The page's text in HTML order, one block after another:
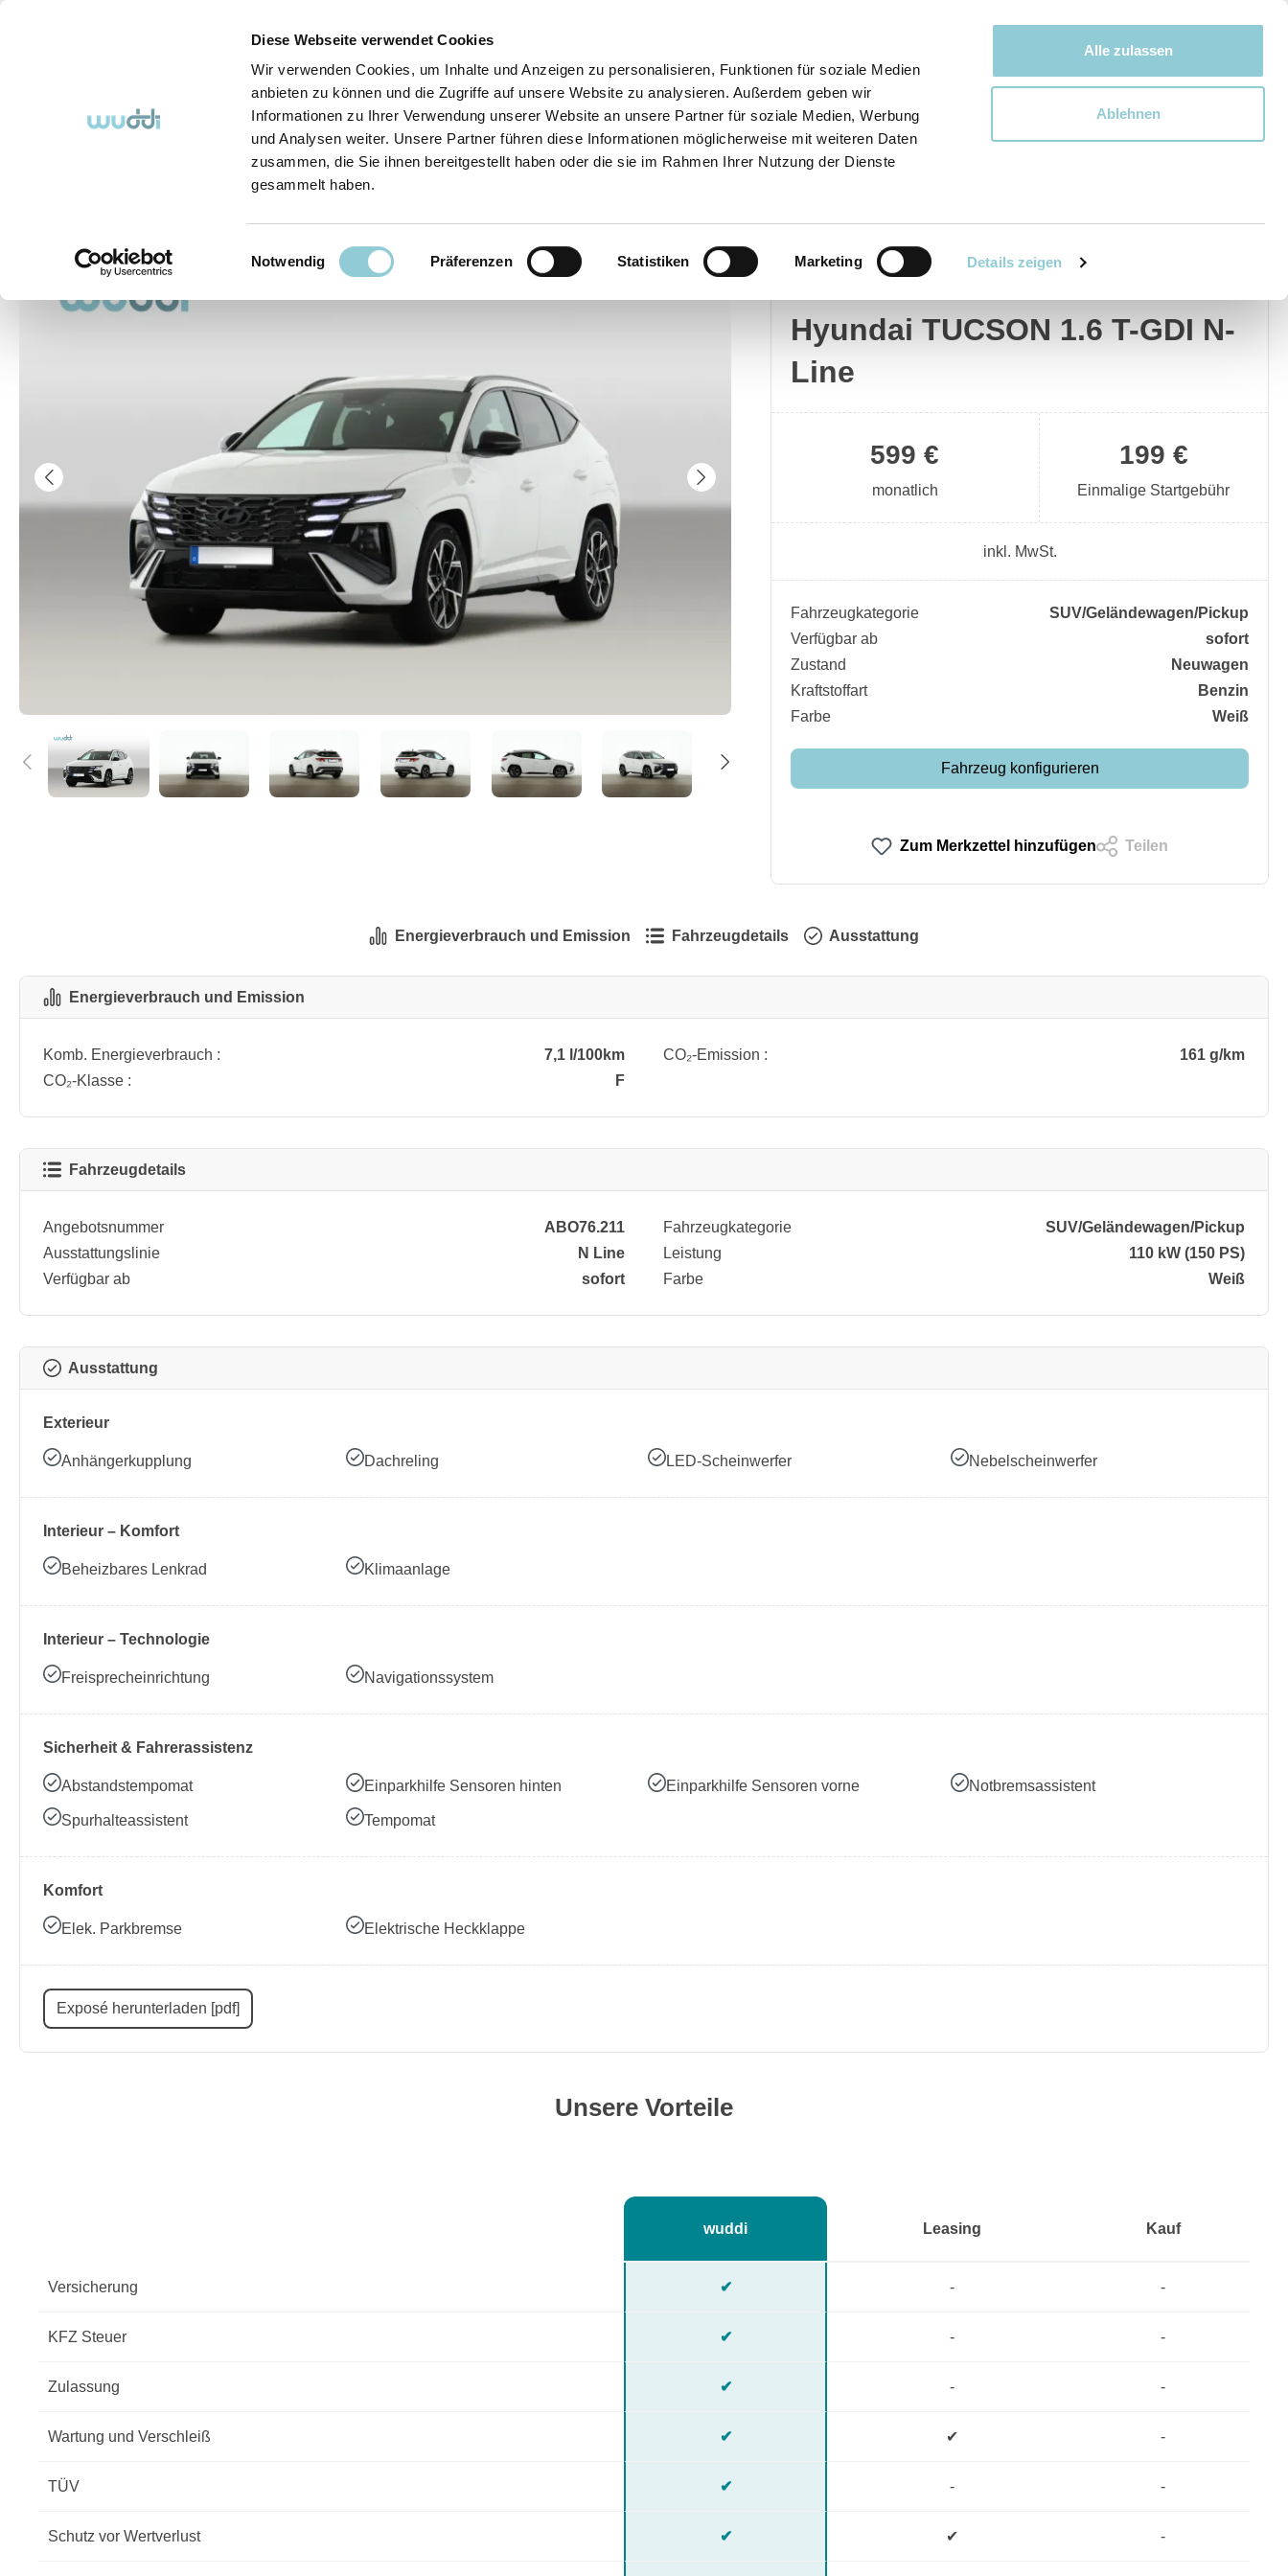
Diese Webseite verwendet Cookies
Wir verwenden Cookies, um Inhalte und Anzeigen zu personalisieren, Funktionen für soziale Medien
anbieten zu können und die Zugriffe auf unsere Website zu analysieren. Außerdem geben wir
Informationen zu Ihrer Verwendung unserer Website an unsere Partner für soziale Medien, Werbung
und Analysen weiter. Unsere Partner führen diese Informationen möglicherweise mit weiteren Daten
zusammen, die Sie ihnen bereitgestellt haben oder die sie im Rahmen Ihrer Nutzung der Dienste
gesammelt haben.
Einwilligungsauswahl
Notwendig Präferenzen Statistiken Marketing Details zeigen
Alle zulassen
Ablehnen
Bewegen bewegt uns!
Abo-Fahrzeuge So funktioniert's (FAQ) Über Uns Kontakt
Bildergalerie überspringen
Hyundai
Hyundai TUCSON 1.6 T-GDI N-
Line
199 €
Einmalige Startgebühr
599 €
monatlich
inkl. MwSt.
Fahrzeugkategorie
SUV/​Geländewagen/​Pickup
Verfügbar ab
sofort
Zustand
Neuwagen
Kraftstoffart
Benzin
Farbe
Weiß
Fahrzeug konfigurieren
Zum Merkzettel hinzufügen Teilen
Energieverbrauch und Emission Fahrzeugdetails Ausstattung
Energieverbrauch und Emission
Komb. Energieverbrauch : 7,1 l/100km CO₂-Emission :
161 g/km
CO₂-Klasse :
F
Fahrzeugdetails
Angebotsnummer
ABO76.211
Ausstattungslinie
N Line
Verfügbar ab
sofort
Fahrzeugkategorie
SUV/​Geländewagen/​Pickup
Leistung
110 kW (150 PS)
Farbe
Weiß
Ausstattung
Exterieur
Anhängerkupplung Dachreling LED-Scheinwerfer Nebelscheinwerfer
Interieur – Komfort
Beheizbares Lenkrad Klimaanlage
Interieur – Technologie
Freisprecheinrichtung Navigationssystem
Sicherheit & Fahrerassistenz
Abstandstempomat Einparkhilfe Sensoren hinten Einparkhilfe Sensoren vorne Notbremsassistent
Spurhalteassistent Tempomat
Komfort
Elek. Parkbremse Elektrische Heckklappe
Exposé herunterladen [pdf]
Unsere Vorteile
wuddi Leasing Kauf
Versicherung ✔ - -
KFZ Steuer ✔ - -
Zulassung ✔ - -
Wartung und Verschleiß ✔ ✔ -
TÜV ✔ - -
Schutz vor Wertverlust ✔ ✔ -